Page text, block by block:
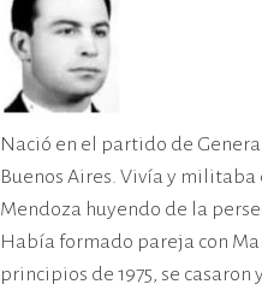
Nació en el partido de
Buenos Aires. Vivía y
Mendoza huyendo de la
Había formado pareja con
principios de 1975, se